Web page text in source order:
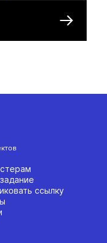
ссылку